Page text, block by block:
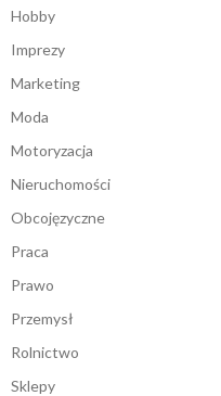
Hobby
Imprezy
Marketing
Moda
Motoryzacja
Nieruchomości
Obcojęzyczne
Praca
Prawo
Przemysł
Rolnictwo
Sklepy